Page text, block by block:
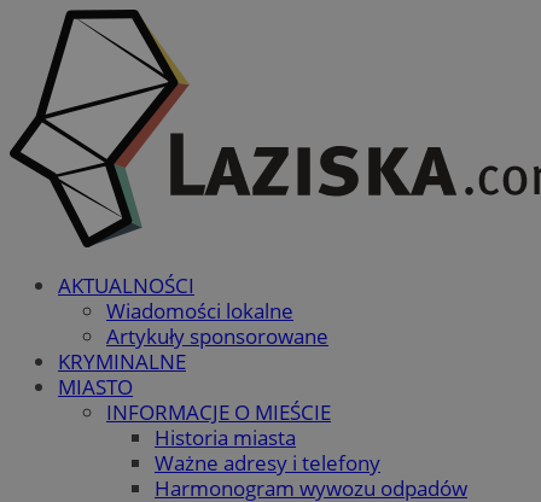
AKTUALNOŚCI
Wiadomości lokalne
Artykuły sponsorowane
KRYMINALNE
MIASTO
INFORMACJE O MIEŚCIE
Historia miasta
Ważne adresy i telefony
Harmonogram wywozu odpadów